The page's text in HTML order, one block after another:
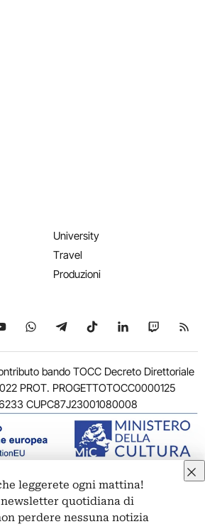
University
Travel
Produzioni
su X su YouTube
Seguici su WhatsApp
Seguici su Telegram
Seguici su TikTok
Seguici su
Seguici
bando TOCC Decreto Direttoriale
PROT. PROGETTOTOCC0000125
CUPC87J23001080008
srl – Corso Vittorio Emanuele II, 287 –
protezione dei dati personali
leggerete ogni mattina!
quotidiana di
perdere nessuna notizia